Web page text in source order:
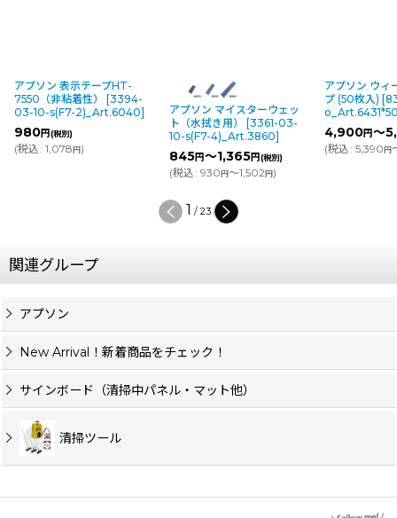
表示テープHT-
非粘着性） [3394-
s(F7-2)_Art.6040]
(税別)
1,078円)
アプソン マイスターウェッ
ト（水拭き用） [3361-03-
10-s(F7-4)_Art.3860]
～1,365円(税別)
930円～1,502円)
アプソン ウィークリー
プ (50枚入) [8319-03-1-
o_Art.6431*50]
円～5,850円(
5,390円～6,435円)
2 /23
関連グループ
アプソン
New Arrival！新着商品をチェック！
サインボード（清掃中パネル・マット他）
清掃ツール